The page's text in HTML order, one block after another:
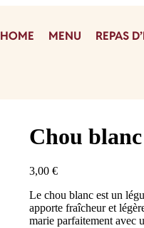
HOME MENU REPAS
Chou blanc
3,00 €
Le chou blanc est un
apporte fraîcheur et
marie parfaitement avec